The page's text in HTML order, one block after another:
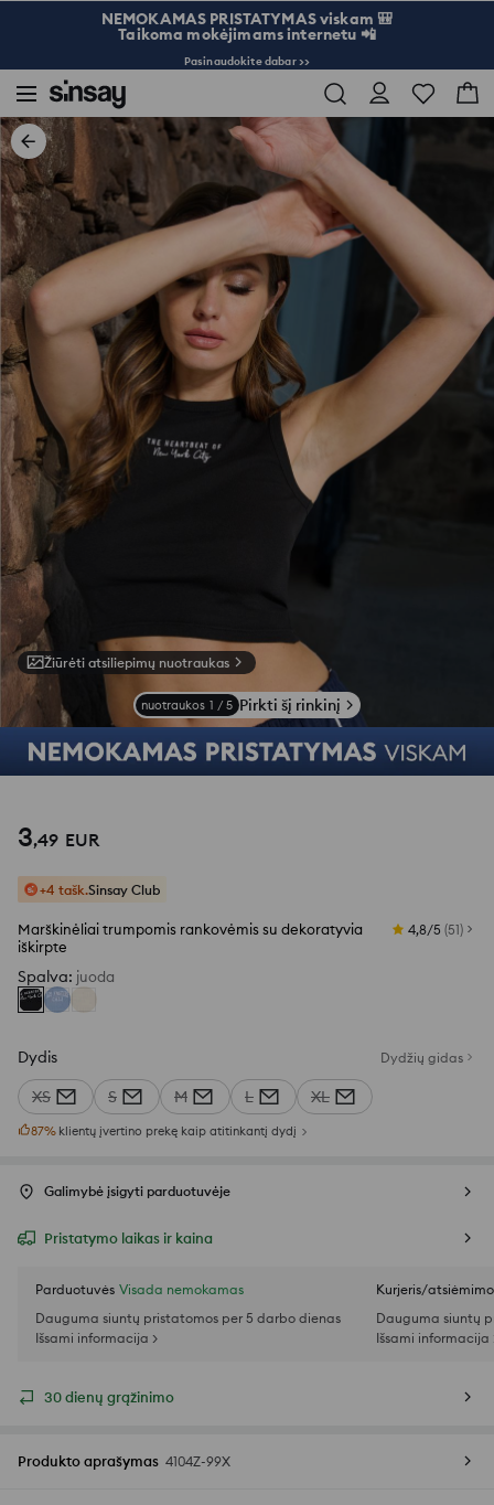
NEMOKAMAS PRISTATYMAS viskam 🎒
Taikoma mokėjimams internetu 📲
Pasinaudokite dabar >>
Žiūrėti atsiliepimų nuotraukas
nuotraukos 1 / 5 Pirkti šį rinkinį
3,49 EUR
+4 tašk.Sinsay Club
Marškinėliai trumpomis rankovėmis su dekoratyvia
iškirpte
4,8/5 (51)
Spalva: juoda
Dydis Dydžių gidas
XS S M L XL
87% klientų įvertino prekę kaip atitinkantį dydį
Galimybė įsigyti parduotuvėje
Pristatymo laikas ir kaina
Parduotuvės Visada nemokamas
Dauguma siuntų pristatomos per 5 darbo dienas
Išsami informacija >
Kurjeris/
Dauguma siuntų
Išsami informacija
30 dienų grąžinimo
Produkto aprašymas 4104Z-99X